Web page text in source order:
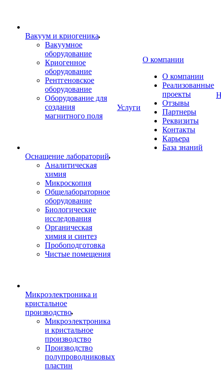
Вакуум и криогеника
Вакуумное
оборудование
Криогенное
оборудование
Рентгеновское
оборудование
Оборудование для
создания
магнитного поля
Оснащение лабораторий
Аналитическая
химия
Микроскопия
Общелабораторное
оборудование
Биологические
исследования
Органическая
химия и синтез
Пробоподготовка
Чистые помещения
Микроэлектроника и
кристальное
производство
Микроэлектроника
и кристальное
производство
Производство
полупроводниковых
пластин
Услуги
О компании
О компании
Реализованные
проекты
Отзывы
Партнеры
Реквизиты
Контакты
Карьера
База знаний